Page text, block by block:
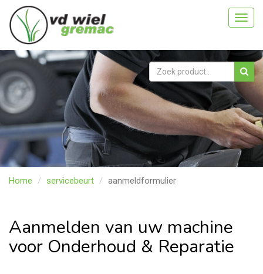
Home servicebeurt aanmeldformulier
Aanmelden van uw machine
voor Onderhoud & Reparatie